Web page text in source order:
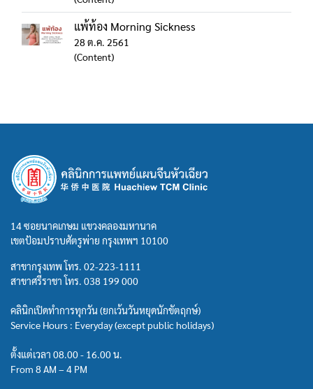
แพ้ท้อง Morning Sickness
28 ต.ค. 2561
(Content)
14 ซอยนาคเกษม แขวงคลองมหานาค
เขตป้อมปราบศัตรูพ่าย กรุงเทพฯ 10100
สาขากรุงเทพ โทร. 02-223-1111
สาขาศรีราชา โทร. 038 199 000
คลินิกเปิดทำการทุกวัน (ยกเว้นวันหยุดนักขัตฤกษ์)
Service Hours : Everyday (except public holidays)
ตั้งแต่เวลา 08.00 - 16.00 น.
From 8 AM – 4 PM